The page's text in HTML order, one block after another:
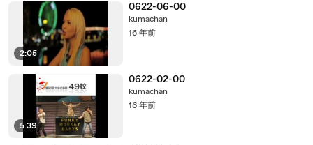
2:05
0622-06-00
kumachan
16 年前
5:39
0622-02-00
kumachan
16 年前